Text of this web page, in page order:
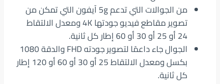
من الجوالات التي تدعم 5g آيفون التي تمكن من
تصوير مقاطع فيديو جودتها 4K ومعدل الالتقاط
24 أو 25 أو 30 أو 60 إطار كل ثانية.
الجوال جاء داعمًا لتصوير جودته FHD والدقة 1080
بكسل ومعدل الالتقاط 25 أو 30 أو 60 أو 120 إطار
كل ثانية.